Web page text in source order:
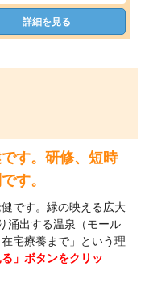
詳細を見る
す。研修、短時
す。
です。緑の映える広大
涌出する温泉（モール
宅療養まで」という理
」ボタンをクリッ